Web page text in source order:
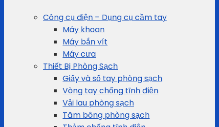
Công cụ điện – Dụng cụ cầm tay
Máy khoan
Máy bắn vít
Máy cưa
Thiết Bị Phòng Sạch
Giấy và sổ tay phòng sạch
Vòng tay chống tĩnh điện
Vải lau phòng sạch
Tăm bông phòng sạch